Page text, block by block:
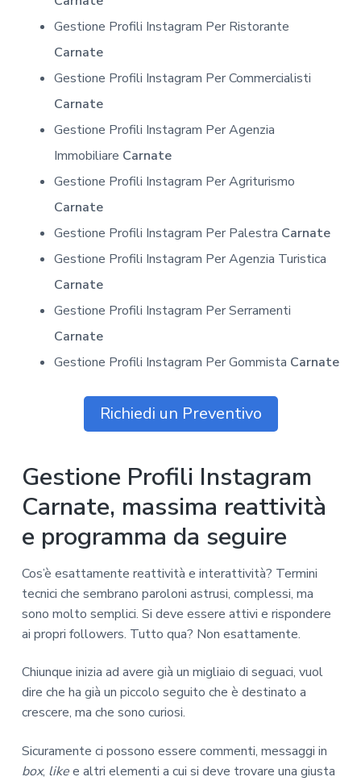
Gestione Profili Instagram Per Ristorante
Carnate
Gestione Profili Instagram Per Commercialisti
Carnate
Gestione Profili Instagram Per Agenzia
Immobiliare Carnate
Gestione Profili Instagram Per Agriturismo
Carnate
Gestione Profili Instagram Per Palestra Carnate
Gestione Profili Instagram Per Agenzia Turistica
Carnate
Gestione Profili Instagram Per Serramenti
Carnate
Gestione Profili Instagram Per Gommista Carnate
Richiedi un Preventivo
Gestione Profili Instagram
Carnate, massima reattività
e programma da seguire
Cos’è esattamente reattività e interattività? Termini
tecnici che sembrano paroloni astrusi, complessi, ma
sono molto semplici. Si deve essere attivi e rispondere
ai propri followers. Tutto qua? Non esattamente.
Chiunque inizia ad avere già un migliaio di seguaci, vuol
dire che ha già un piccolo seguito che è destinato a
crescere, ma che sono curiosi.
Sicuramente ci possono essere commenti, messaggi in
box, likee altri elementi a cui si deve trovare una giusta